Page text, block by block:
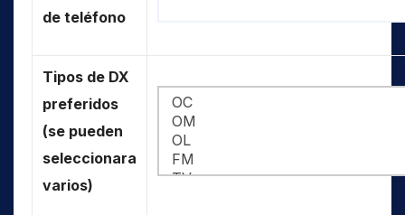
de teléfono
Tipos de DX
preferidos
(se pueden
seleccionara
varios)